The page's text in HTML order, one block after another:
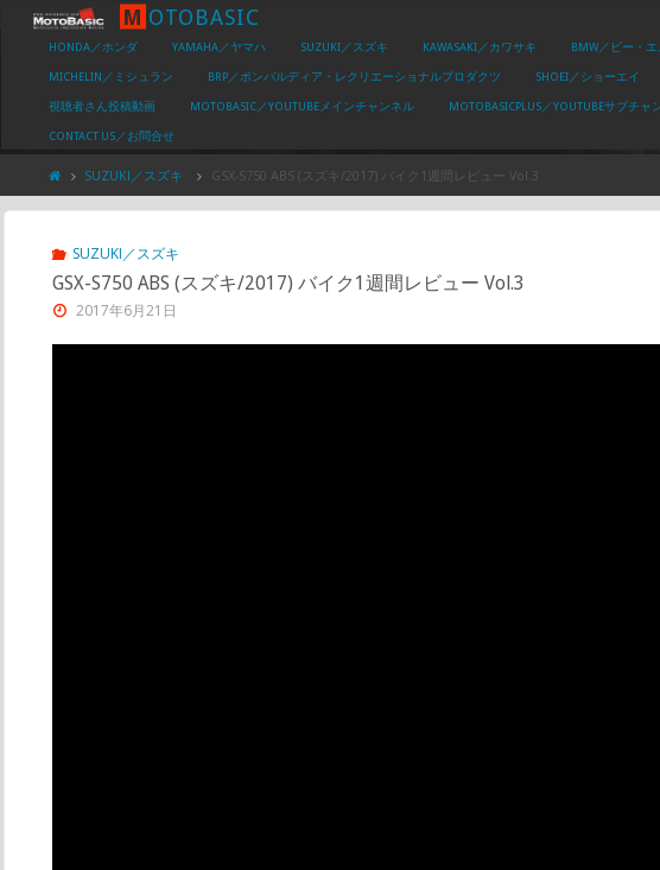
M OTOBASIC
HONDA／ホンダ YAMAHA／ヤマハ SUZUKI／スズキ KAWASAKI／カワサキ BMW／ビー・
MICHELIN／ミシュラン BRP／ボンバルディア・レクリエーショナルプロダクツ SHOEI／ショーエイ
視聴者さん投稿動画 MOTOBASIC／YOUTUBEメインチャンネル MOTOBASICPLUS／YOUTUBEサブチャ
CONTACT US／お問合せ
SUZUKI／スズキ GSX-S750 ABS (スズキ/2017) バイク1週間レビュー Vol.3
SUZUKI／スズキ
GSX-S750 ABS (スズキ/2017) バイク1週間レビュー Vol.3
2017年6月21日